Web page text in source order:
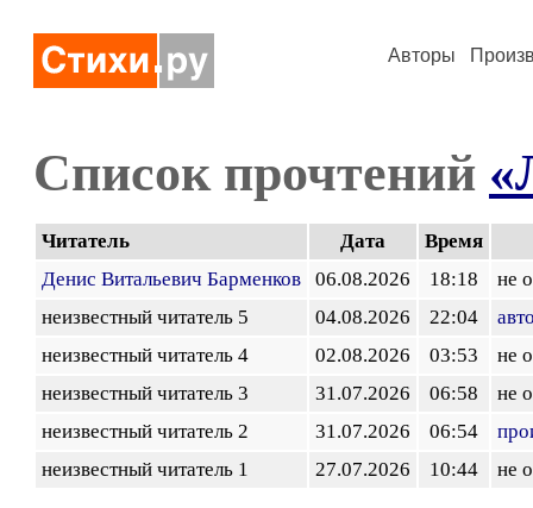
Авторы
Список прочтений
Читатель Дата
Время
Денис Витальевич Барменков
06.08.2026 18:18
не
неизвестный читатель 5
04.08.2026 22:04
неизвестный читатель 4
02.08.2026 03:53
не
неизвестный читатель 3
31.07.2026 06:58
не
неизвестный читатель 2
31.07.2026 06:54
неизвестный читатель 1
27.07.2026 10:44 не